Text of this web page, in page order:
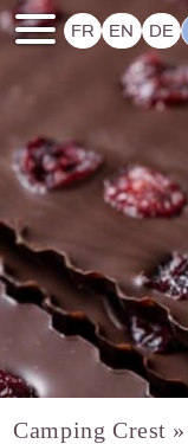
FR EN DE
Camping Crest »